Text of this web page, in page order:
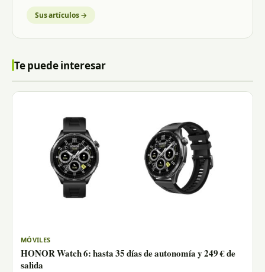
Sus artículos →
Te puede interesar
MÓVILES
HONOR Watch 6: hasta 35 días de autonomía y 249 € de
salida